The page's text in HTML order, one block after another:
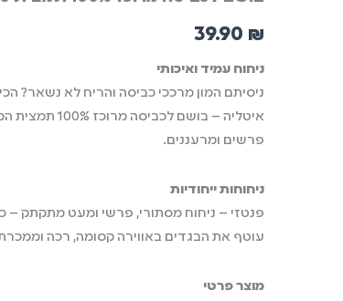
39.90 ₪
ניחוח עמיד ואיכותי
ניסיתם המון מרככי כביסה והריח לא נשאר?
פרשים ומרעננים.
ניחוחות ייחודיות
פנטזי – ניחוח מסתורי, פרשי ומעט מתקתק –
עוטף את הבגדים באווירה קסומה, רכה
מוצר פרטי
100%
200
פנטזי